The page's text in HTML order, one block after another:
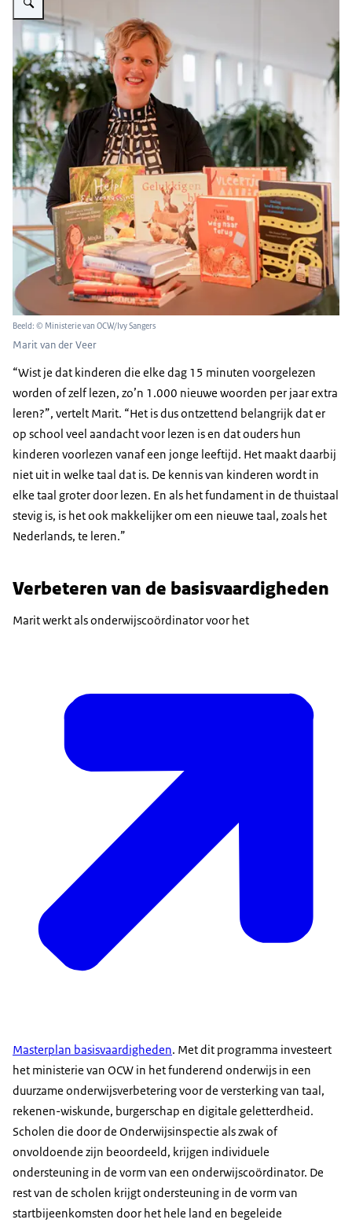
Beeld: © Ministerie van OCW/Ivy Sangers
Marit van der Veer
“Wist je dat kinderen die elke dag 15 minuten voorgelezen
worden of zelf lezen, zo’n 1.000 nieuwe woorden per jaar extra
leren?”, vertelt Marit. “Het is dus ontzettend belangrijk dat er
op school veel aandacht voor lezen is en dat ouders hun
kinderen voorlezen vanaf een jonge leeftijd. Het maakt daarbij
niet uit in welke taal dat is. De kennis van kinderen wordt in
elke taal groter door lezen. En als het fundament in de thuistaal
stevig is, is het ook makkelijker om een nieuwe taal, zoals het
Nederlands, te leren.”
Verbeteren van de basisvaardigheden
Marit werkt als onderwijscoördinator voor het
Masterplan basisvaardigheden. Met dit programma investeert
het ministerie van OCW in het funderend onderwijs in een
duurzame onderwijsverbetering voor de versterking van taal,
rekenen-wiskunde, burgerschap en digitale geletterdheid.
Scholen die door de Onderwijsinspectie als zwak of
onvoldoende zijn beoordeeld, krijgen individuele
ondersteuning in de vorm van een onderwijscoördinator. De
rest van de scholen krijgt ondersteuning in de vorm van
startbijeenkomsten door het hele land en begeleide